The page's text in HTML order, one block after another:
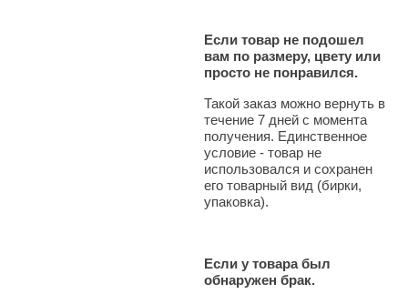
Если товар не подошел
вам по размеру, цвету или
просто не понравился.
Такой заказ можно вернуть в
течение 7 дней с момента
получения. Единственное
условие - товар не
использовался и сохранен
его товарный вид (бирки,
упаковка).
Если у товара был
обнаружен брак.